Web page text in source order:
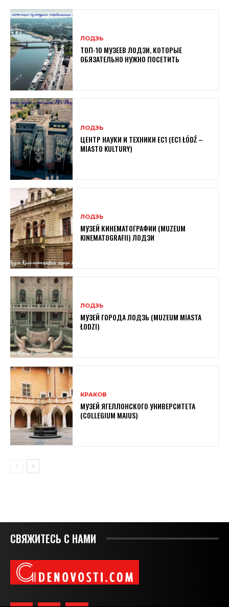
ЛОДЗЬ
ТОП-10 МУЗЕЕВ ЛОДЗИ, КОТОРЫЕ
ОБЯЗАТЕЛЬНО НУЖНО ПОСЕТИТЬ
ЛОДЗЬ
ЦЕНТР НАУКИ И ТЕХНИКИ EC1 (EC1 ŁÓDŹ –
MIASTO KULTURY)
ЛОДЗЬ
МУЗЕЙ КИНЕМАТОГРАФИИ (MUZEUM
KINEMATOGRAFII) ЛОДЗИ
ЛОДЗЬ
МУЗЕЙ ГОРОДА ЛОДЗЬ (MUZEUM MIASTA
ŁODZI)
КРАКОВ
МУЗЕЙ ЯГЕЛЛОНСКОГО УНИВЕРСИТЕТА
(COLLEGIUM MAIUS)
СВЯЖИТЕСЬ С НАМИ